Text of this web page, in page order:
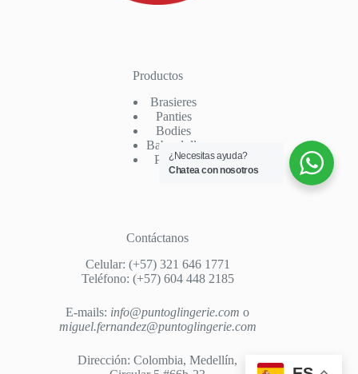
Productos
Brasieres
Panties
Bodies
Baby-dolls
Pijamas
Contáctanos
Celular: (+57) 321 646 1771
Teléfono: (+57) 604 448 2185
E-mails: info@puntoglingerie.com o
miguel.fernandez@puntoglingerie.com
Dirección: Colombia, Medellín,
¿Necesitas ayuda?
Chatea con nosotros